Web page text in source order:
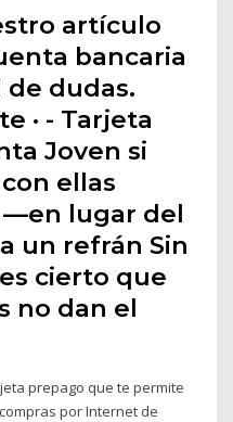
artículo
bancaria
dudas.
· - Tarjeta
Joven si
ellas
—en lugar del
un refrán Sin
cierto que
no dan el
prepago que te permite
por Internet de